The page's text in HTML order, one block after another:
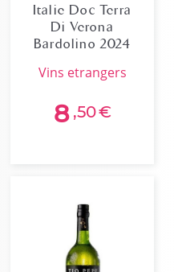
Italie Doc Terra
Di Verona
Bardolino 2024
vins etrangers
8 ,50€